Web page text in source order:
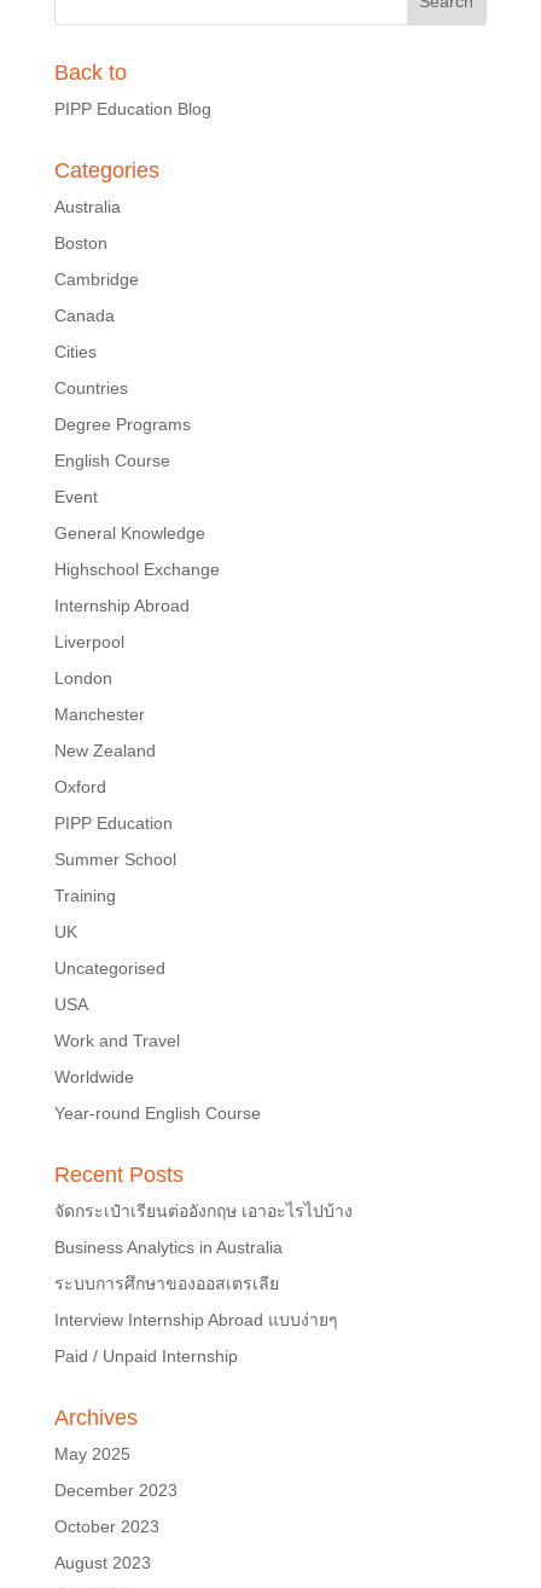
Back to
PIPP Education Blog
Categories
Australia
Boston
Cambridge
Canada
Cities
Countries
Degree Programs
English Course
Event
General Knowledge
Highschool Exchange
Internship Abroad
Liverpool
London
Manchester
New Zealand
Oxford
PIPP Education
Summer School
Training
UK
Uncategorised
USA
Work and Travel
Worldwide
Year-round English Course
Recent Posts
จัดกระเป๋าเรียนต่ออังกฤษ เอาอะไรไปบ้าง
Business Analytics in Australia
ระบบการศึกษาของออสเตรเลีย
Interview Internship Abroad แบบง่ายๆ
Paid / Unpaid Internship
Archives
May 2025
December 2023
October 2023
August 2023